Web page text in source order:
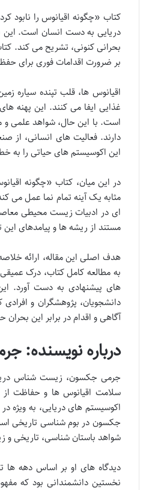
کتاب «چگونه اقیانوس را
دریایی به دست انسان است. این
بحرانی کنونی، تشریح می کند.
بر ضرورت اقدامات فوری برای حفظ
اقیانوس ها، قلب تپنده سیاره
غذایی ایفا می کنند. این پهنه
است. با این حال، شواهد علمی و
دارند. فعالیت های انسانی، از
این اکوسیستم های حیاتی را به
در این میان، کتاب «چگونه
مثابه یک آینه تمام نما عمل می
ای در ادبیات زیست محیطی
مستند از ریشه ها و پیامدهای
هدف اصلی این مقاله، ارائه
به مطالعه کامل کتاب، درک
های پیشنهادی به دست آورد.
دانشجویان، پژوهشگران و
آگاهی و اقدام در برابر این
درباره نویسنده:
جرمی جکسون، زیست شناس
سلامت اقیانوس ها و حفاظت
اکوسیستم های دریایی، به ویژه
جکسون در بوم شناسی تاریخی
شواهد باستان شناسی، تاریخی و
دیدگاه های او بر اساس دهه ها